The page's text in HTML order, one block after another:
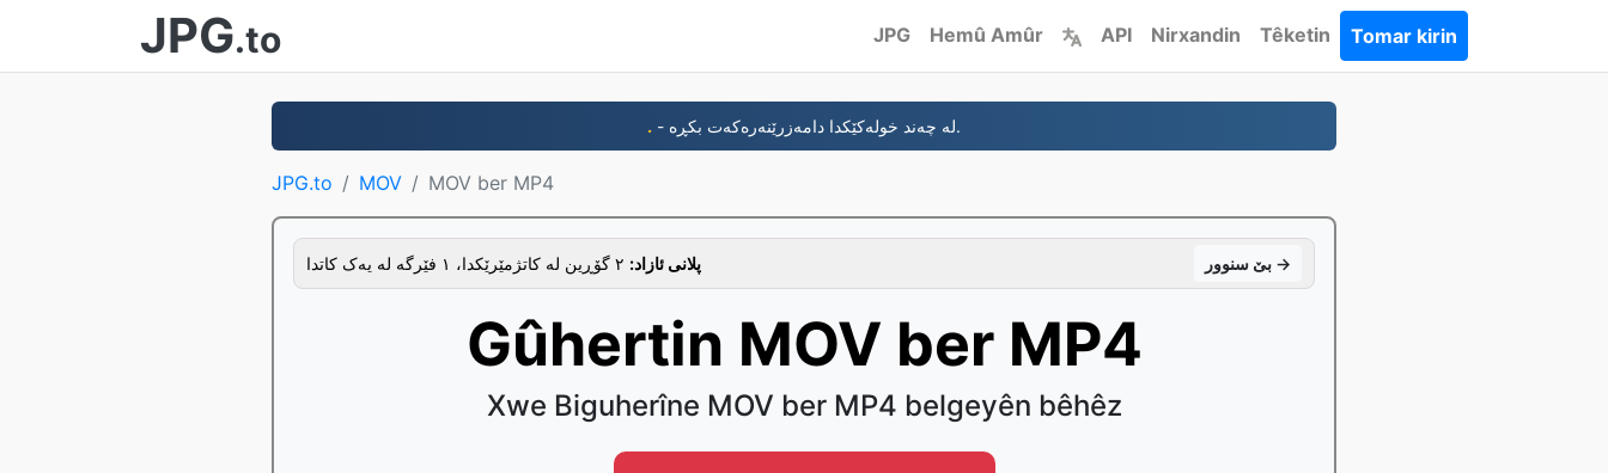
JPG.to JPG Hemû Amûr API Nirxandin Têketin Tomar kirin
. - لە چەند خولەکێکدا دامەزرێنەرەکەت بکڕە.
JPG.to MOV MOV ber MP4
پلانی ئازاد: بێ سنوور →
Gûhertin MOV ber MP4
Xwe Biguherîne MOV ber MP4 belgeyên bêhêz